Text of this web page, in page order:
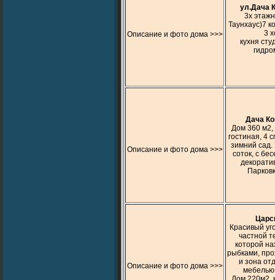
Описание и фото дома >>>
ул.Дача
3х
Таунхаус)7
3
кухня
Описание и фото дома >>>
Дача
Дом 360 м2,
гостиная, 4
зимний сад.
соток, с
Описание и фото дома >>>
Красивый
частной
которой
рыбками,
и зона